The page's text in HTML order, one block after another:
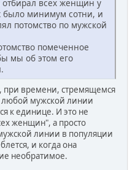
всех женщин у
было минимум сотни, и
потомство по мужской
помеченное
мы об этом его
времени, стремящемся
любой мужской линии
к единице. И это не
женщин", а просто
линии в популяции
и когда она
необратимое.